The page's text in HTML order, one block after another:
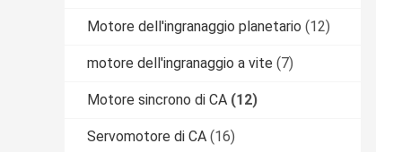
Motore dell'ingranaggio planetario (12)
motore dell'ingranaggio a vite (7)
Motore sincrono di CA (12)
Servomotore di CA (16)